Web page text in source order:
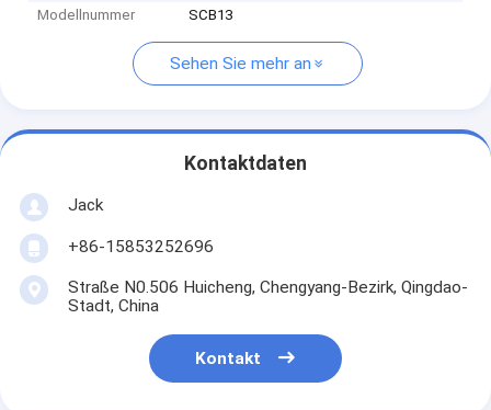
Modellnummer
SCB13
Sehen Sie mehr an
Kontaktdaten
Jack
+86-15853252696
Straße N0.506 Huicheng, Chengyang-Bezirk, Qingdao-
Stadt, China
Kontakt